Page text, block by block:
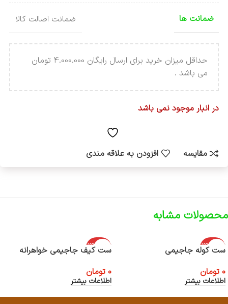
ضمانت ها ضمانت اصالت کالا
حداقل میزان خرید برای ارسال رایگان 4.000.000 تومان
می باشد .
در انبار موجود نمی باشد
مقایسه افزودن به علاقه مندی
محصولات مشابه
اتمام موجود
ی
ست کوله جاجیمی
0 تومان
اطلاعات بیشتر
اتمام موجود
ی
ست کیف جاجیمی خواهرانه
0 تومان
اطلاعات بیشتر